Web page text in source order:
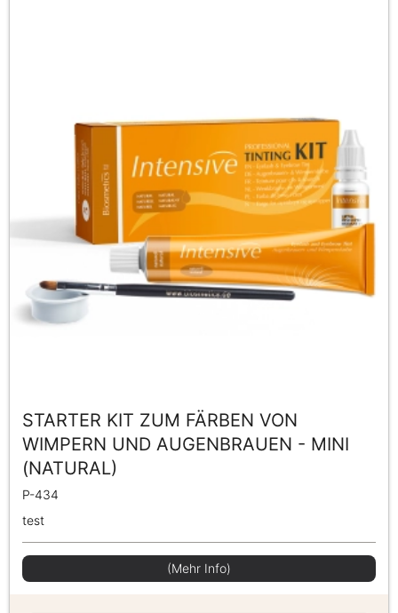
STARTER KIT ZUM FÄRBEN VON
WIMPERN UND AUGENBRAUEN - MINI
(NATURAL)
P-434
test
(Mehr Info)